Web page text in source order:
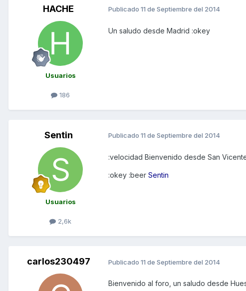
HACHE
Usuarios
186
Publicado 11 de Septiembre del 2014
Un saludo desde Madrid :okey
Sentin
Usuarios
2,6k
Publicado 11 de Septiembre del 2014
:velocidad Bienvenido desde San
:okey :beer Sentin
carlos230497 Publicado 11 de Septiembre del 2014
Bienvenido al foro, un saludo desde